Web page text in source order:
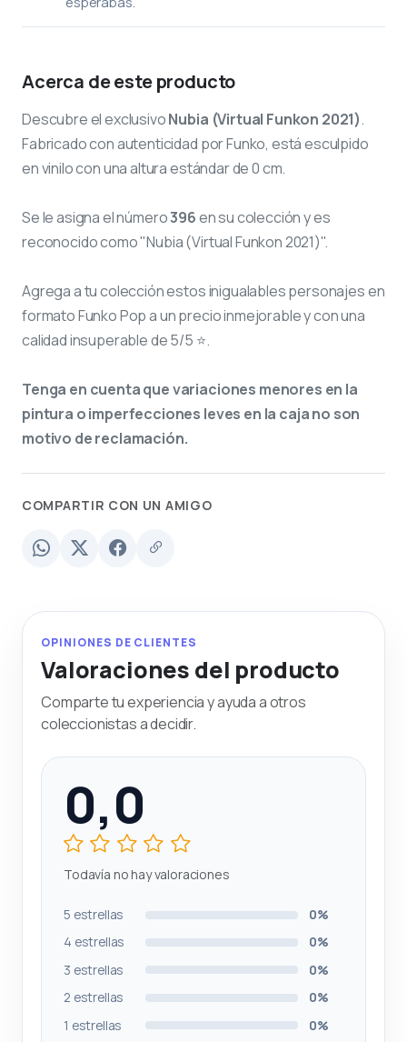
Acerca de este producto
Descubre el exclusivoNubia (Virtual Funkon 2021).
Fabricado con autenticidad por Funko, está esculpido
en vinilo con una altura estándar de 0 cm.
Se le asigna el número396en su colección y es
reconocido como "Nubia (Virtual Funkon 2021)".
Agrega a tu colección estos inigualables personajes en
formato Funko Pop a un precio inmejorable y con una
calidad insuperable de 5/5 ⭐.
Tenga en cuenta que variaciones menores en la
pintura o imperfecciones leves en la caja no son
motivo de reclamación.
COMPARTIR CON UN AMIGO
OPINIONES DE CLIENTES
Valoraciones del producto
Comparte tu experiencia y ayuda a otros
coleccionistas a decidir.
0,0
Todavía no hay valoraciones
5 estrellas
0%
4 estrellas
0%
3 estrellas
0%
2 estrellas
0%
1 estrellas
0%